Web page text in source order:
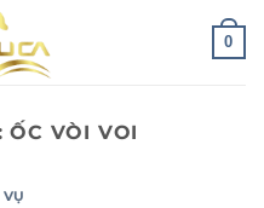
0
ỐC VÒI VOI